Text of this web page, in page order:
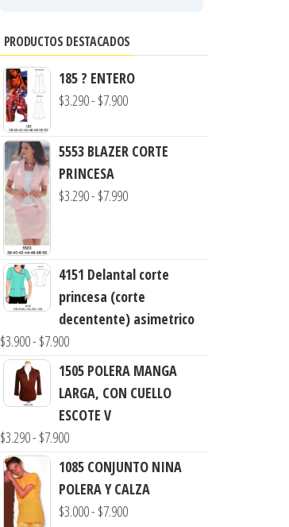
PRODUCTOS DESTACADOS
185 ? ENTERO
$3.290- $7.900Rango
precios:
$3.290
5553 BLAZER CORTE
PRINCESA
$3.290- $7.990Rango
$3.290
hasta
$7.990
4151 Delantal corte
princesa (corte
decentente) asimetrico
$3.900- $7.900Rango
de
precios:
desde
$3.900
$7.900
1505 POLERA MANGA
LARGA, CON CUELLO
ESCOTE V
$3.290- $7.900Rango
de
precios:
desde
1085 CONJUNTO NINA
POLERA Y CALZA
$3.000- $7.900Rango